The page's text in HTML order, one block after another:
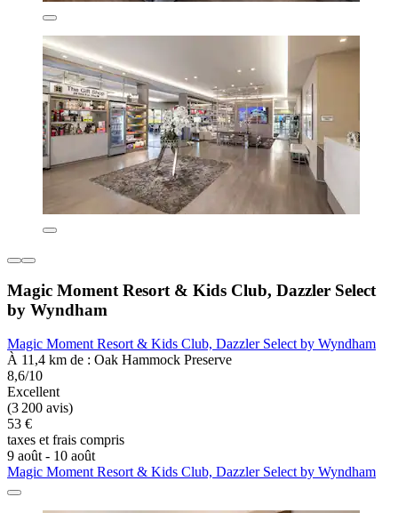
Magic Moment Resort & Kids Club, Dazzler Select
by Wyndham
Magic Moment Resort & Kids Club, Dazzler Select by Wyndham
À 11,4 km de : Oak Hammock Preserve
8,6/10
Excellent
(3 200 avis)
53 €
taxes et frais compris
9 août - 10 août
Magic Moment Resort & Kids Club, Dazzler Select by Wyndham